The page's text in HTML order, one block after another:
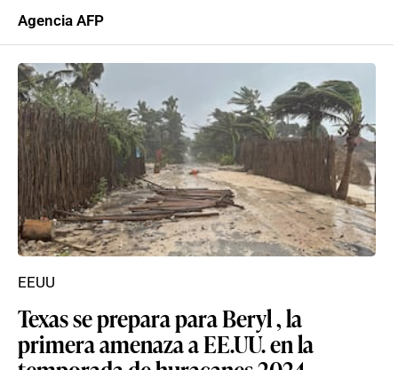
Agencia AFP
Texas se prepara para Beryl , la
primera amenaza a EE.UU. en la
EEUU